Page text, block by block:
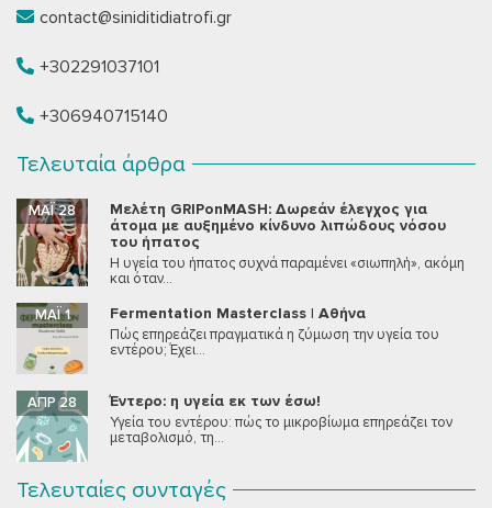
contact@siniditidiatrofi.gr
+302291037101
+306940715140
Τελευταία άρθρα
Μελέτη GRIPonMASH: Δωρεάν έλεγχος για
άτομα με αυξημένο κίνδυνο λιπώδους νόσου
του ήπατος
ΜΆΙ 28
Η υγεία του ήπατος συχνά παραμένει «σιωπηλή», ακόμη
και όταν...
Fermentation Masterclass | Αθήνα
ΜΆΙ 1
Πώς επηρεάζει πραγματικά η ζύμωση την υγεία του
εντέρου; Έχει...
Έντερο: η υγεία εκ των έσω!
ΑΠΡ 28
Υγεία του εντέρου: πώς το μικροβίωμα επηρεάζει τον
μεταβολισμό, τη...
Τελευταίες συνταγές